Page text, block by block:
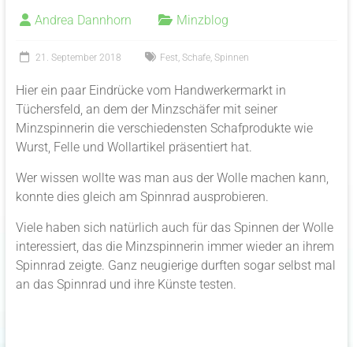
Andrea Dannhorn Minzblog
21. September 2018 Fest Schafe, Spinnen
Hier ein paar Eindrücke vom Handwerkermarkt in
Tüchersfeld, an dem der Minzschäfer mit seiner
Minzspinnerin die verschiedensten Schafprodukte wie
Wurst, Felle und Wollartikel präsentiert hat.
Wer wissen wollte was man aus der Wolle machen kann,
konnte dies gleich am Spinnrad ausprobieren.
Viele haben sich natürlich auch für das Spinnen der Wolle
interessiert, das die Minzspinnerin immer wieder an ihrem
Spinnrad zeigte. Ganz neugierige durften sogar selbst mal
an das Spinnrad und ihre Künste testen.